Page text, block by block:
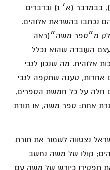
בשמות (ל״ב 16), בוויקרא (א׳ 1), בבמדבר (א׳ 1) ובדברים
שהם נכתבו בהשראת אלוהים.
מ״ספר משה״(ראה
12; נחמ׳ י״ג 1), ומעצם העובדה שהוא נכלל
אלוהית. מה שנכון לגבי
אחרות, טענה שתקפה לגבי
חלה על כל חמשת הספרים,
אחת: ספר משה, או תורת
נצטווה לשמור את תורת
קולו של משה נחשב
תפקידו כיורש של משה עם